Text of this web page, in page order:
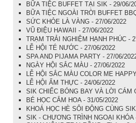
BỮA TIỆC BUFFET TẠI SIK - 29/06/
BỮA TIỆC NGOÀI TRỜI BUFFET
SỨC KHỎE LÀ VÀNG - 27/06/2022
VŨ ĐIỆU HAWAII - 27/06/2022
TRẠM TRẢI NGHIỆM HẠNH PHÚC -
LỄ HỘI TÉ NƯỚC - 27/06/2022
SPA AND PIJAMA PARTY - 27/06/
NGÀY HỘI SẮC MÀU - 27/06/2022
LỄ HỘI SẮC MÀU COLOR ME
LỄ HỘI ẨM THỰC - 24/06/2022
SIK CHIẾC BÓNG BAY VÀ LỜI CÁM
BÉ HỌC CẮM HOA - 31/05/2022
KHOÁ HỌC HÈ SÔI ĐỘNG CÙNG
SIK - CHƯƠNG TRÌNH NGOẠI KHÓA